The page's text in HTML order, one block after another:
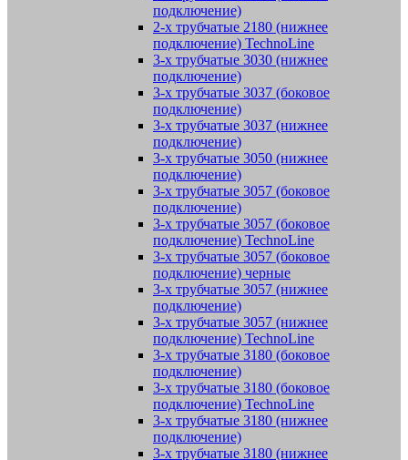
подключение)
2-х трубчатые 2180 (нижнее
подключение) TechnoLine
3-х трубчатые 3030 (нижнее
подключение)
3-х трубчатые 3037 (боковое
подключение)
3-х трубчатые 3037 (нижнее
подключение)
3-х трубчатые 3050 (нижнее
подключение)
3-х трубчатые 3057 (боковое
подключение)
3-х трубчатые 3057 (боковое
подключение) TechnoLine
3-х трубчатые 3057 (боковое
подключение) черные
3-х трубчатые 3057 (нижнее
подключение)
3-х трубчатые 3057 (нижнее
подключение) TechnoLine
3-х трубчатые 3180 (боковое
подключение)
3-х трубчатые 3180 (боковое
подключение) TechnoLine
3-х трубчатые 3180 (нижнее
подключение)
3-х трубчатые 3180 (нижнее